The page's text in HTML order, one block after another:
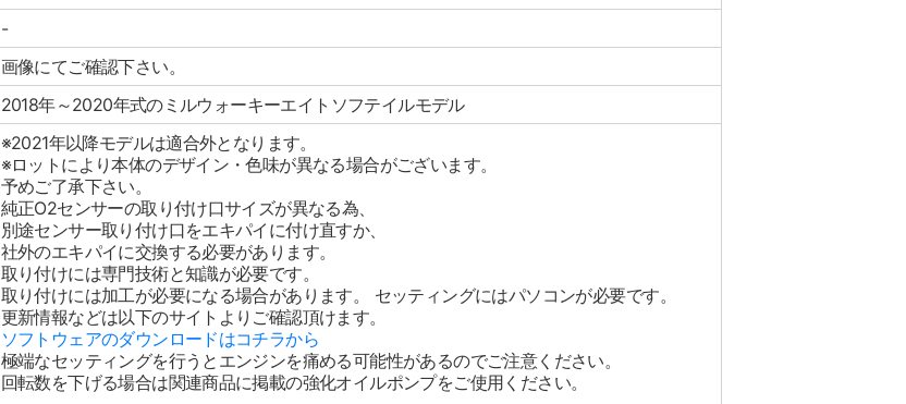
-
画像にてご確認下さい。
2018年～2020年式のミルウォーキーエイトソフテイルモデル
※2021年以降モデルは適合外となります。
※ロットにより本体のデザイン・色味が異なる場合がございます。
予めご了承下さい。
純正O2センサーの取り付け口サイズが異なる為、
別途センサー取り付け口をエキパイに付け直すか、
社外のエキパイに交換する必要があります。
取り付けには専門技術と知識が必要です。
取り付けには加工が必要になる場合があります。 セッティングにはパソコンが必要です。
更新情報などは以下のサイトよりご確認頂けます。
ソフトウェアのダウンロードはコチラから
極端なセッティングを行うとエンジンを痛める可能性があるのでご注意ください。
回転数を下げる場合は関連商品に掲載の強化オイルポンプをご使用ください。